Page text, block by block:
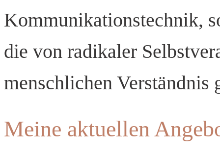
Kommunikationstechnik,
die von radikaler
menschlichen Verständnis
Meine aktuellen